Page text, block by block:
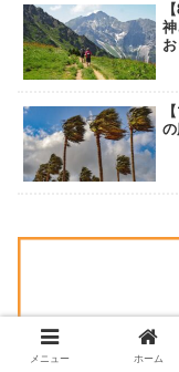
お
メニュー ホーム